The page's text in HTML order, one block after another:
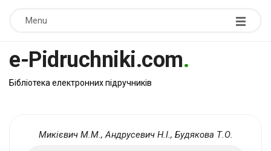
Menu
e-Pidruchniki.com.
Бібліотека електронних підручників
Микієвич М.М., Андрусевич Н.І., Будякова Т.О.